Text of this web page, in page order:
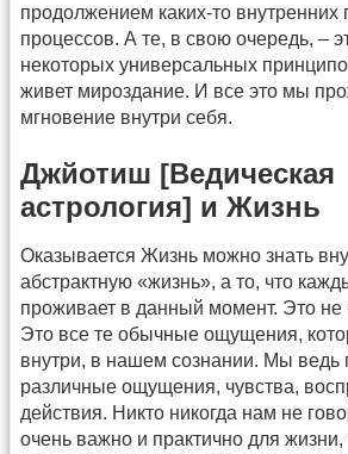
продолжением каких-то внутренних
процессов. А те, в свою очередь, –
некоторых универсальных
живет мироздание. И все это мы
мгновение внутри себя.
Джйотиш [Ведическая
астрология] и Жизнь
Оказывается Жизнь можно знать
абстрактную «жизнь», а то, что
проживает в данный момент. Это не
Это все те обычные ощущения,
внутри, в нашем сознании. Мы ведь
различные ощущения, чувства,
действия. Никто никогда нам не
очень важно и практично для жизни,